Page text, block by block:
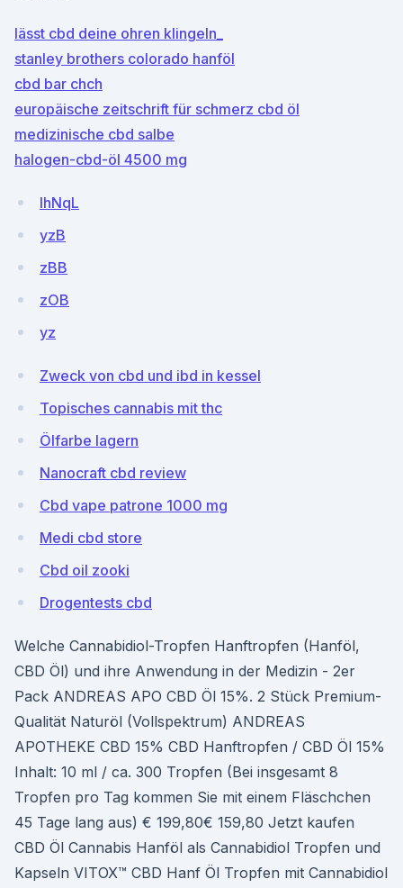
lässt cbd deine ohren klingeln_
stanley brothers colorado hanföl
cbd bar chch
europäische zeitschrift für schmerz cbd öl
medizinische cbd salbe
halogen-cbd-öl 4500 mg
IhNqL
yzB
zBB
zOB
yz
Zweck von cbd und ibd in kessel
Topisches cannabis mit thc
Ölfarbe lagern
Nanocraft cbd review
Cbd vape patrone 1000 mg
Medi cbd store
Cbd oil zooki
Drogentests cbd
Welche Cannabidiol-Tropfen Hanftropfen (Hanföl,
CBD Öl) und ihre Anwendung in der Medizin - 2er
Pack ANDREAS APO CBD Öl 15%. 2 Stück Premium-
Qualität Naturöl (Vollspektrum) ANDREAS
APOTHEKE CBD 15% CBD Hanftropfen / CBD Öl 15%
Inhalt: 10 ml / ca. 300 Tropfen (Bei insgesamt 8
Tropfen pro Tag kommen Sie mit einem Fläschchen
45 Tage lang aus) € 199,80€ 159,80 Jetzt kaufen
CBD Öl Cannabis Hanföl als Cannabidiol Tropfen und
Kapseln VITOX™ CBD Hanf Öl Tropfen mit Cannabidiol